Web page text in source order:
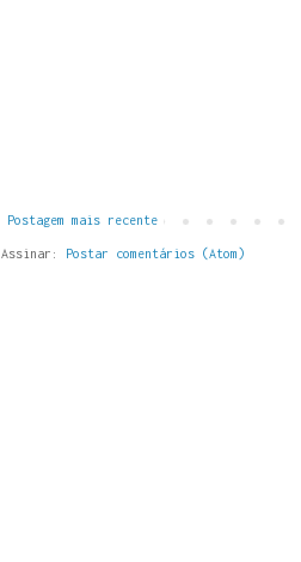
Postagem mais recente
Assinar: Postar comentários (Atom)